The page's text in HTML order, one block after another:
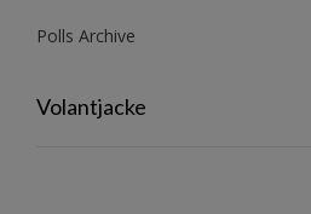
Polls Archive
Volantjacke